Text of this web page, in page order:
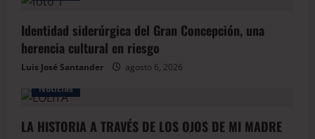
Identidad siderúrgica del Gran Concepción, una
herencia cultural en riesgo
Luis José Santander
agosto 6, 2026
Noticias
LA HISTORIA A TRAVÉS DE LOS OJOS DE MI MADRE